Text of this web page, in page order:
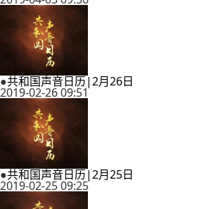
●共和国声音日历|2月26日
2019-02-26 09:51
●共和国声音日历|2月25日
2019-02-25 09:25